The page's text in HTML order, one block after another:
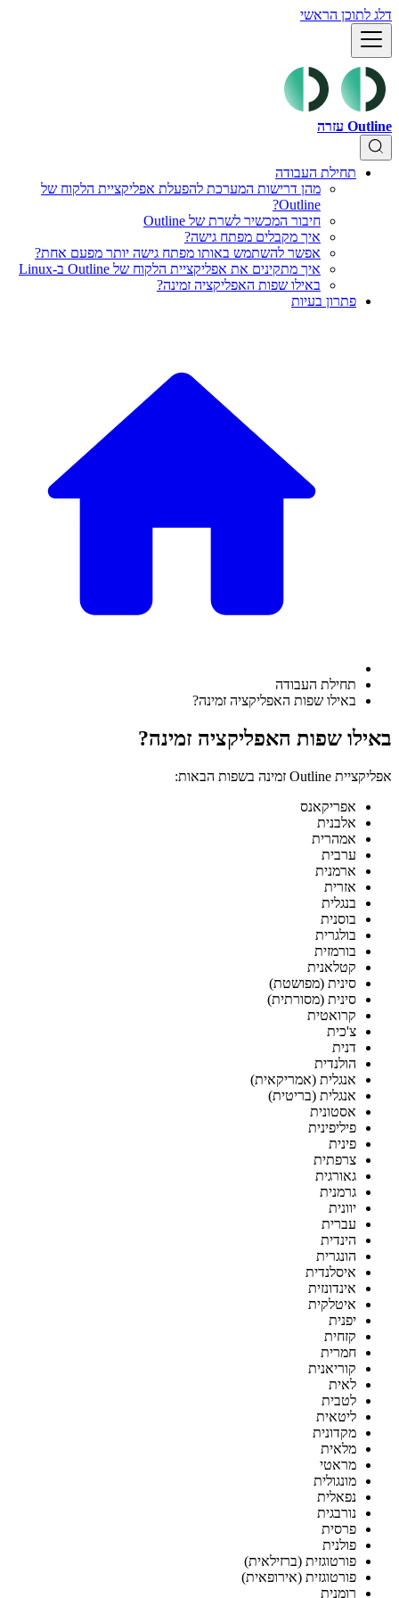
דלג לתוכן הראשי
Outline עזרה
תחילת העבודה
מהן דרישות המערכת להפעלת אפליקציית הלקוח של
Outline?
חיבור המכשיר לשרת של Outline
איך מקבלים מפתח גישה?
אפשר להשתמש באותו מפתח גישה יותר מפעם אחת?
איך מתקינים את אפליקציית הלקוח של Outline ב-Linux
באילו שפות האפליקציה זמינה?
פתרון בעיות
תחילת העבודה
באילו שפות האפליקציה זמינה?
באילו שפות האפליקציה זמינה?
אפליקציית Outline זמינה בשפות הבאות:
אפריקאנס
אלבנית
אמהרית
ערבית
ארמנית
אזרית
בנגלית
בוסנית
בולגרית
בורמזית
קטלאנית
סינית (מפושטת)
סינית (מסורתית)
קרואטית
צ'כית
דנית
הולנדית
אנגלית (אמריקאית)
אנגלית (בריטית)
אסטונית
פיליפינית
פינית
צרפתית
גאורגית
גרמנית
יוונית
עברית
הינדית
הונגרית
איסלנדית
אינדונזית
איטלקית
יפנית
קזחית
חמרית
קוריאנית
לאית
לטבית
ליטאית
מקדונית
מלאית
מראטי
מונגולית
נפאלית
נורבגית
פרסית
פולנית
פורטוגזית (ברזילאית)
פורטוגזית (אירופאית)
רומנית